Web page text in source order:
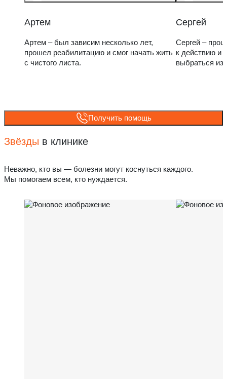
Артем
Артем – был зависим несколько лет,
прошел реабилитацию и смог начать жить
с чистого листа.
Сергей
Сергей –
к действию и
выбраться из
Получить помощь
Звёзды в клинике
Неважно, кто вы — болезни могут коснуться каждого.
Мы помогаем всем, кто нуждается.